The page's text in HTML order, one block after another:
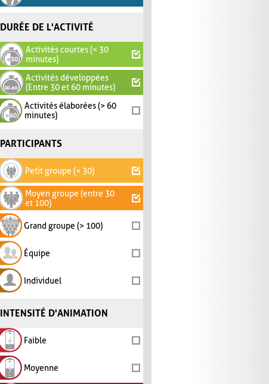
DURÉE DE L'ACTIVITÉ
Activités courtes (< 30
minutes)
Activités développées
(Entre 30 et 60 minutes)
Activités élaborées (> 60
minutes)
PARTICIPANTS
Petit groupe (< 30)
Moyen groupe (entre 30
et 100)
Grand groupe (> 100)
Équipe
Individuel
INTENSITÉ D'ANIMATION
Faible
Moyenne